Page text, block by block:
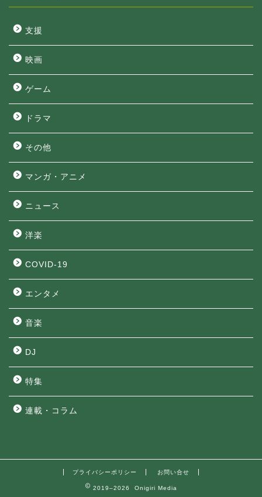
支援
映画
ゲーム
ドラマ
その他
マンガ・アニメ
ニュース
洋楽
COVID-19
エンタメ
音楽
DJ
特集
連載・コラム
プライバシーポリシー お問い合せ
2019–2026 Onigiri Media